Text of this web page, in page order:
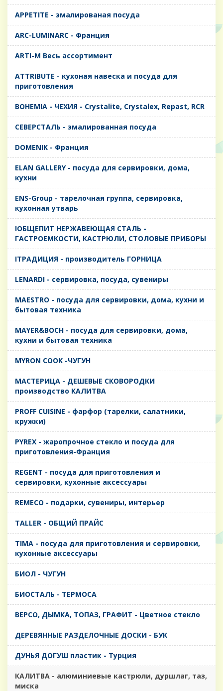
APPETITE - эмалированая посуда
ARC-LUMINARC - Франция
ARTI-M Весь ассортимент
ATTRIBUTE - кухоная навеска и посуда для
приготовления
BOHEMIA - ЧЕХИЯ - Crystalite, Crystalex, Repast, RCR
CЕВЕРСТАЛЬ - эмалированная посуда
DOMENIK - Франция
ELAN GALLERY - посуда для сервировки, дома,
кухни
ENS-Group - тарелочная группа, сервировка,
кухонная утварь
IОБЩЕПИТ НЕРЖАВЕЮЩАЯ СТАЛЬ -
ГАСТРОЕМКОСТИ, КАСТРЮЛИ, СТОЛОВЫЕ ПРИБОРЫ
IТРАДИЦИЯ - производитель ГОРНИЦА
LENARDI - сервировка, посуда, сувениры
MAESTRO - посуда для сервировки, дома, кухни и
бытовая техника
MAYER&BOCH - посуда для сервировки, дома,
кухни и бытовая техника
MYRON COOK -ЧУГУН
MАСТЕРИЦА - ДЕШЕВЫЕ СКОВОРОДКИ
производство КАЛИТВА
PROFF CUISINE - фарфор (тарелки, салатники,
кружки)
PYREX - жаропрочное стекло и посуда для
приготовления-Франция
REGENT - посуда для приготовления и
сервировки, кухонные аксессуары
REMECO - подарки, сувениры, интерьер
TALLER - ОБЩИЙ ПРАЙС
TIMA - посуда для приготовления и сервировки,
кухонные аксессуары
БИОЛ - ЧУГУН
БИОСТАЛЬ - ТЕРМОСА
ВЕРСО, ДЫМКА, ТОПАЗ, ГРАФИТ - Цветное стекло
ДЕРЕВЯННЫЕ РАЗДЕЛОЧНЫЕ ДОСКИ - БУК
ДУНЬЯ ДОГУШ пластик - Турция
КАЛИТВА - алюминиевые кастрюли, дуршлаг, таз,
миска